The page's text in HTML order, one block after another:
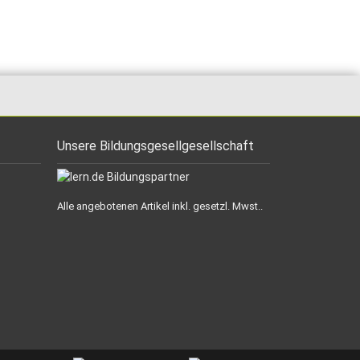
Unsere Bildungsgesellgesellschaft
Alle angebotenen Artikel inkl. gesetzl. Mwst..